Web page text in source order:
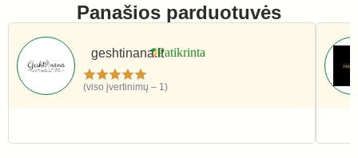
Panašios parduotuvės
geshtinana.lt
(viso įvertinimų – 1)